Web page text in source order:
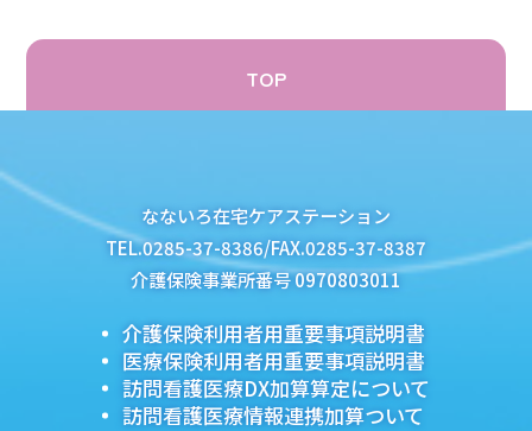
TOP
なないろ在宅ケアステーション
TEL.0285-37-8386/FAX.0285-37-8387
介護保険事業所番号 0970803011
介護保険利用者用重要事項説明書
医療保険利用者用重要事項説明書
訪問看護医療DX加算算定について
訪問看護医療情報連携加算ついて